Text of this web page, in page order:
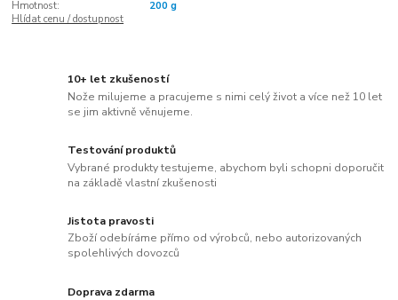
Hmotnost:
200 g
Hlídat cenu / dostupnost
10+ let zkušeností
Nože milujeme a pracujeme s nimi celý život a více než 10 let
se jim aktivně věnujeme.
Testování produktů
Vybrané produkty testujeme, abychom byli schopni doporučit
na základě vlastní zkušenosti
Jistota pravosti
Zboží odebíráme přímo od výrobců, nebo autorizovaných
spolehlivých dovozců
Doprava zdarma